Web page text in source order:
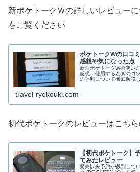
新ポケトークＷの詳しいレビュー
をご覧ください
ポケトークWの口コ
感想や気になった点
新型ポケトークWの使い
感想、使用するときのコ
の評判について徹底解説
travel-ryokouki.com
初代ポケトークのレビューはこち
【初代ポケトーク】
てみたレビュー
発売以来予約が殺到して